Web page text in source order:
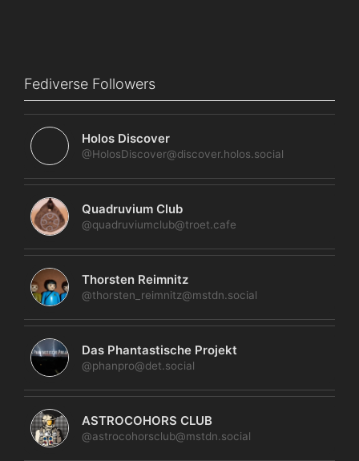
Fediverse Followers
Holos Discover
@HolosDiscover@discover.holos.social
Quadruvium Club
@quadruviumclub@troet.cafe
Thorsten Reimnitz
@thorsten_reimnitz@mstdn.social
Das Phantastische Projekt
@phanpro@det.social
ASTROCOHORS CLUB
@astrocohorsclub@mstdn.social